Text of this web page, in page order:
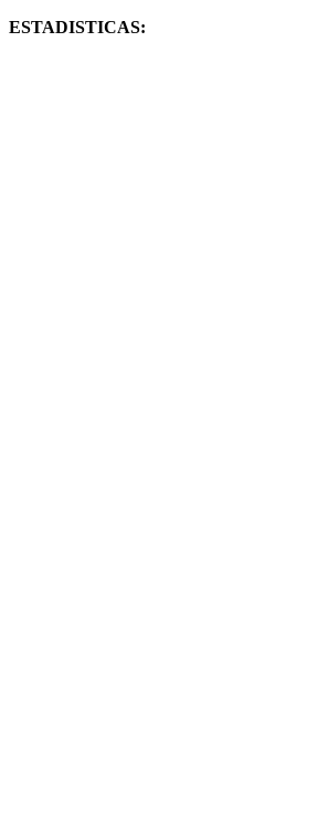
ESTADISTICAS: